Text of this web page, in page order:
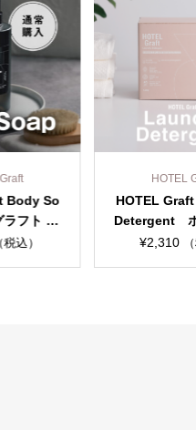
Body So
フト ボ
ｍL）
税込）
HOTEL
HOTEL
Detergent
フト ランド
¥2,310